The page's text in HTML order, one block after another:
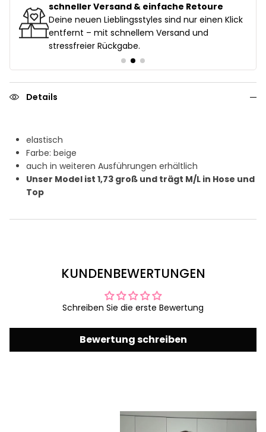
Persönlicher Kundenservice
wir legen Wert auf persönlichen Support – kein
anonymer Kundenservice, sondern echte
Fashion-Lover, die dich beraten.
Details
elastisch
Farbe: beige
auch in weiteren Ausführungen erhältlich
Unser Model ist 1,73 groß und trägt M/L in Hose und
Top
KUNDENBEWERTUNGEN
Schreiben Sie die erste Bewertung
Bewertung schreiben